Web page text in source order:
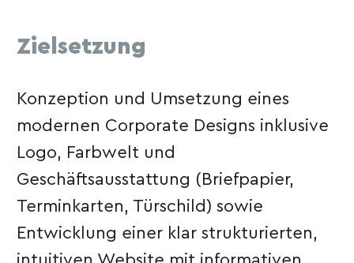
Zielsetzung
Konzeption und Umsetzung eines
modernen Corporate Designs inklusive
Logo, Farbwelt und
Geschäftsausstattung (Briefpapier,
Terminkarten, Türschild) sowie
Entwicklung einer klar strukturierten,